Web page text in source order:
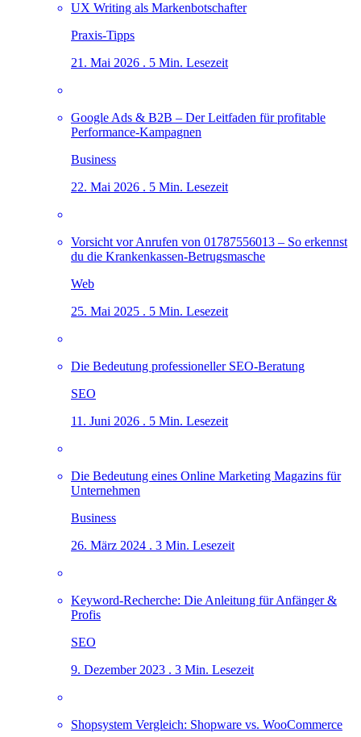
UX Writing als Markenbotschafter
Praxis-Tipps
21. Mai 2026 . 5 Min. Lesezeit
Google Ads & B2B – Der Leitfaden für profitable
Performance-Kampagnen
Business
22. Mai 2026 . 5 Min. Lesezeit
Vorsicht vor Anrufen von 01787556013 – So erkennst
du die Krankenkassen-Betrugsmasche
Web
25. Mai 2025 . 5 Min. Lesezeit
Die Bedeutung professioneller SEO-Beratung
SEO
11. Juni 2026 . 5 Min. Lesezeit
Die Bedeutung eines Online Marketing Magazins für
Unternehmen
Business
26. März 2024 . 3 Min. Lesezeit
Keyword-Recherche: Die Anleitung für Anfänger &
Profis
SEO
9. Dezember 2023 . 3 Min. Lesezeit
Shopsystem Vergleich: Shopware vs. WooCommerce